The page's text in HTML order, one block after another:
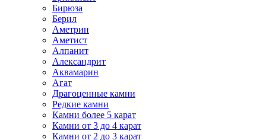
Бирюза
Берил
Аметрин
Аметист
Алпанит
Александрит
Аквамарин
Агат
Дpaгoцeнныe камни
Редкие камни
Камни более 5 карат
Камни от 3 до 4 карат
Камни от 2 до 3 карат